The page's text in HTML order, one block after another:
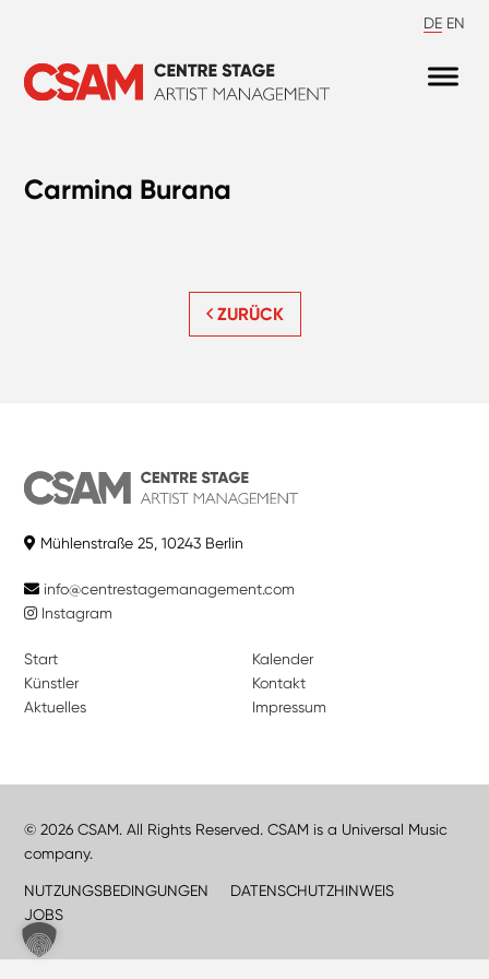
DE EN
Carmina Burana
ZURÜCK
Mühlenstraße 25, 10243 Berlin
info@centrestagemanagement.com
Instagram
Start
Künstler
Aktuelles
Kalender
Kontakt
Impressum
© 2026 CSAM. All Rights Reserved. CSAM is a Universal Music
company.
NUTZUNGSBEDINGUNGEN
DATENSCHUTZHINWEIS
JOBS